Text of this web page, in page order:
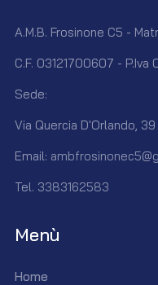
A.M.B. Frosinone C5 -
C.F. 03121700607 - P.Iva
Sede:
Via Quercia D'Orlando,
Email:
Tel. 3383162583
Menù
Home